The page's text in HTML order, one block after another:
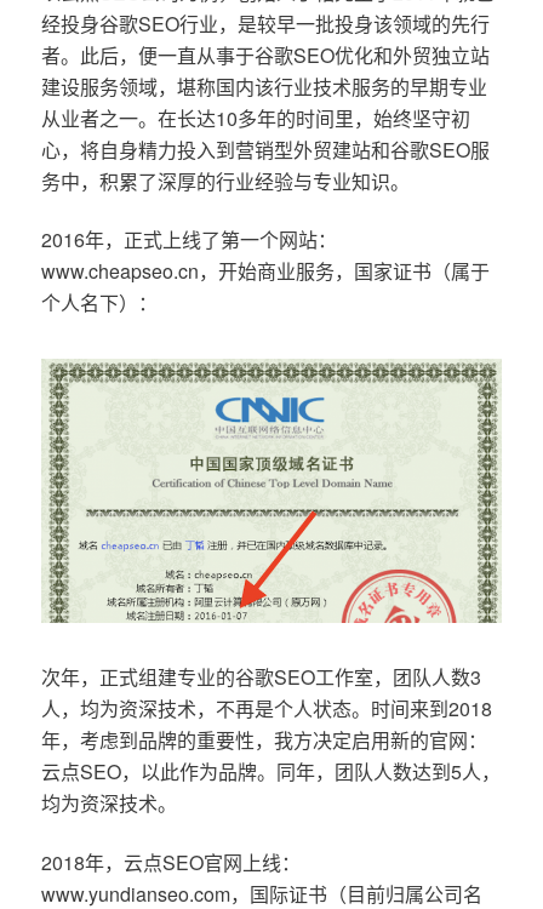
经投身谷歌SEO行业，是较早一批投身该领域的先行
者。此后，便一直从事于谷歌SEO优化和外贸独立站
建设服务领域，堪称国内该行业技术服务的早期专业
从业者之一。在长达10多年的时间里，始终坚守初
心，将自身精力投入到营销型外贸建站和谷歌SEO服
务中，积累了深厚的行业经验与专业知识。
2016年，正式上线了第一个网站：
www.cheapseo.cn，开始商业服务，国家证书（属于
个人名下）：
次年，正式组建专业的谷歌SEO工作室，团队人数3
人，均为资深技术，不再是个人状态。时间来到2018
年，考虑到品牌的重要性，我方决定启用新的官网：
云点SEO，以此作为品牌。同年，团队人数达到5人，
均为资深技术。
2018年，云点SEO官网上线：
www.yundianseo.com，国际证书（目前归属公司名